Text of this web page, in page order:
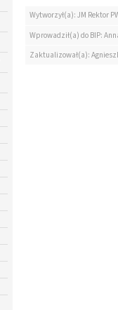
Wytworzył(a): JM Rektor
Wprowadził(a) do BIP:
Zaktualizował(a):